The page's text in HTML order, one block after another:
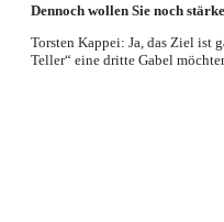
Dennoch wollen Sie noch
Torsten Kappei: Ja, das Ziel ist
Teller“ eine dritte Gabel